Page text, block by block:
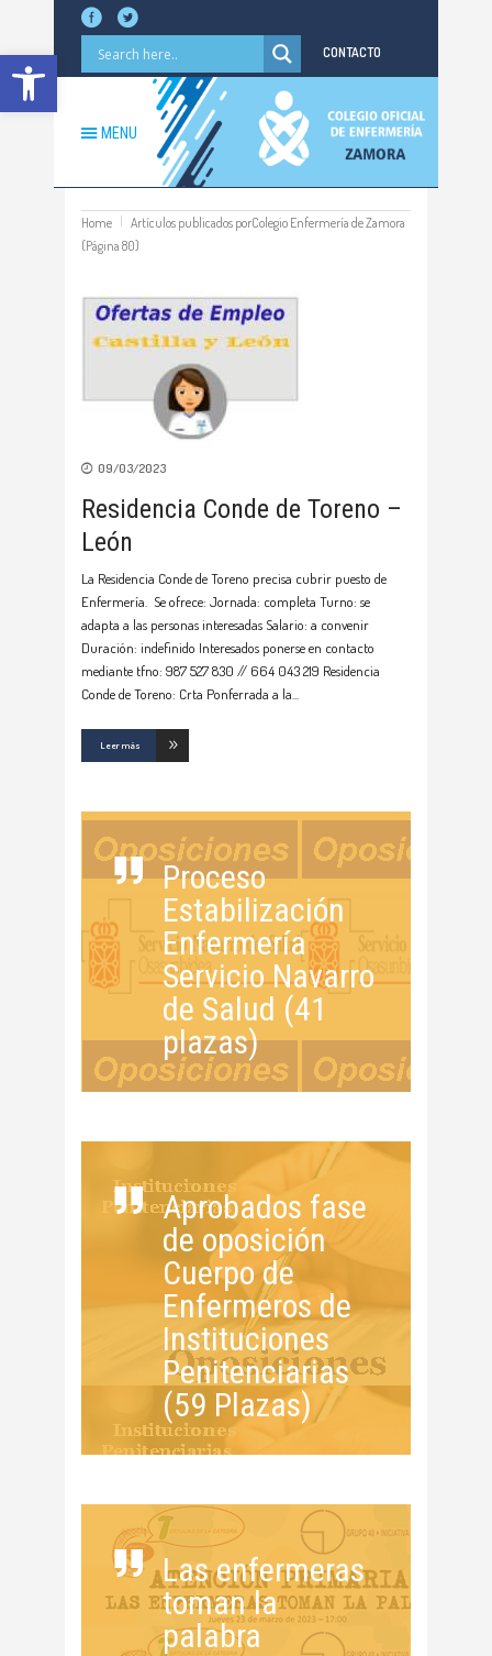
Abrir barra de herramientas CONTACTO
MENU
Home
Artículos publicados porColegio Enfermería de Zamora
(Página 80)
09/03/2023
Residencia Conde de Toreno –
León
La Residencia Conde de Toreno precisa cubrir puesto de
Enfermería. Se ofrece: Jornada: completa Turno: se
adapta a las personas interesadas Salario: a convenir
Duración: indefinido Interesados ponerse en contacto
mediante tfno: 987 527 830 // 664 043 219 Residencia
Conde de Toreno: Crta Ponferrada a la
Leer más
Proceso
Estabilización
Enfermería
Servicio Navarro
de Salud (41
plazas)
Aprobados fase
de oposición
Cuerpo de
Enfermeros de
Instituciones
Penitenciarias
(59 Plazas)
Las enfermeras
toman la
palabra